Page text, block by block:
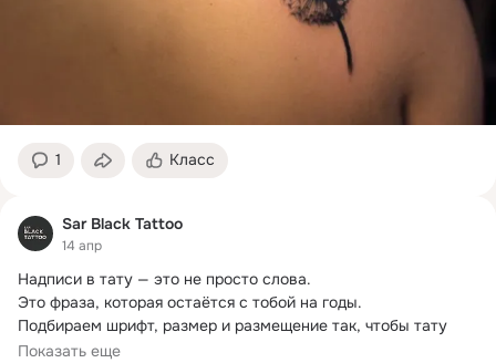
1 Класс
Sar Black Tattoo
14 апр
Надписи в тату — это не просто слова.
Это фраза, которая остаётся с тобой на годы.
Подбираем шрифт, размер и размещение так, чтобы тату
выглядело уверенно и читалось красиво.
Показать еще